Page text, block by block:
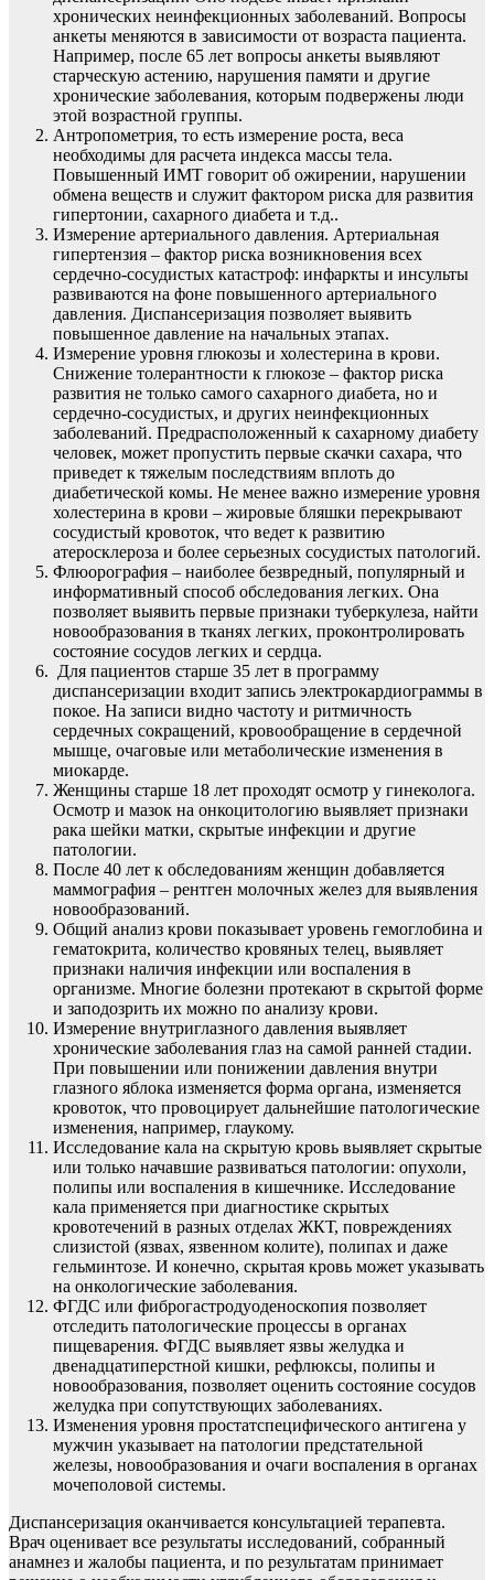
хронических неинфекционных заболеваний. Вопросы
анкеты меняются в зависимости от возраста пациента.
Например, после 65 лет вопросы анкеты выявляют
старческую астению, нарушения памяти и другие
хронические заболевания, которым подвержены люди
этой возрастной группы.
Антропометрия, то есть измерение роста, веса
необходимы для расчета индекса массы тела.
Повышенный ИМТ говорит об ожирении, нарушении
обмена веществ и служит фактором риска для развития
гипертонии, сахарного диабета и т.д..
Измерение артериального давления. Артериальная
гипертензия – фактор риска возникновения всех
сердечно-сосудистых катастроф: инфаркты и инсульты
развиваются на фоне повышенного артериального
давления. Диспансеризация позволяет выявить
повышенное давление на начальных этапах.
Измерение уровня глюкозы и холестерина в крови.
Снижение толерантности к глюкозе – фактор риска
развития не только самого сахарного диабета, но и
сердечно-сосудистых, и других неинфекционных
заболеваний. Предрасположенный к сахарному диабету
человек, может пропустить первые скачки сахара, что
приведет к тяжелым последствиям вплоть до
диабетической комы. Не менее важно измерение уровня
холестерина в крови – жировые бляшки перекрывают
сосудистый кровоток, что ведет к развитию
атеросклероза и более серьезных сосудистых патологий.
Флюорография – наиболее безвредный, популярный и
информативный способ обследования легких. Она
позволяет выявить первые признаки туберкулеза, найти
новообразования в тканях легких, проконтролировать
состояние сосудов легких и сердца.
Для пациентов старше 35 лет в программу
диспансеризации входит запись электрокардиограммы в
покое. На записи видно частоту и ритмичность
сердечных сокращений, кровообращение в сердечной
мышце, очаговые или метаболические изменения в
миокарде.
Женщины старше 18 лет проходят осмотр у гинеколога.
Осмотр и мазок на онкоцитологию выявляет признаки
рака шейки матки, скрытые инфекции и другие
патологии.
После 40 лет к обследованиям женщин добавляется
маммография – рентген молочных желез для выявления
новообразований.
Общий анализ крови показывает уровень гемоглобина и
гематокрита, количество кровяных телец, выявляет
признаки наличия инфекции или воспаления в
организме. Многие болезни протекают в скрытой форме
и заподозрить их можно по анализу крови.
Измерение внутриглазного давления выявляет
хронические заболевания глаз на самой ранней стадии.
При повышении или понижении давления внутри
глазного яблока изменяется форма органа, изменяется
кровоток, что провоцирует дальнейшие патологические
изменения, например, глаукому.
Исследование кала на скрытую кровь выявляет скрытые
или только начавшие развиваться патологии: опухоли,
полипы или воспаления в кишечнике. Исследование
кала применяется при диагностике скрытых
кровотечений в разных отделах ЖКТ, повреждениях
слизистой (язвах, язвенном колите), полипах и даже
гельминтозе. И конечно, скрытая кровь может указывать
на онкологические заболевания.
ФГДС или фиброгастродуоденоскопия позволяет
отследить патологические процессы в органах
пищеварения. ФГДС выявляет язвы желудка и
двенадцатиперстной кишки, рефлюксы, полипы и
новообразования, позволяет оценить состояние сосудов
желудка при сопутствующих заболеваниях.
Изменения уровня простатспецифического антигена у
мужчин указывает на патологии предстательной
железы, новообразования и очаги воспаления в органах
мочеполовой системы.
Диспансеризация оканчивается консультацией терапевта.
Врач оценивает все результаты исследований, собранный
анамнез и жалобы пациента, и по результатам принимает